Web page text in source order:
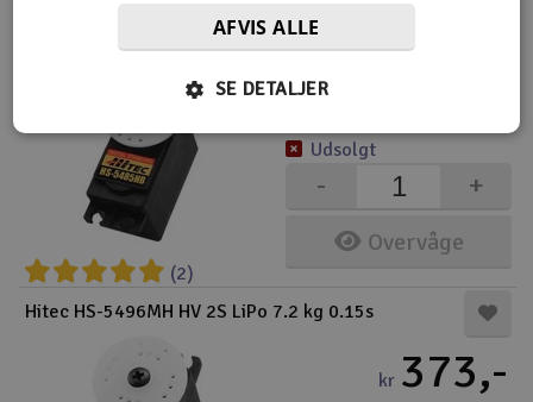
Hitec HS-5485HB Digital 6.4 kg / 0.17sek
(2)
Overvåge
+
-
Udsolgt
Hitec HS-5496MH HV 2S LiPo 7.2 kg 0.15s
kr 373,-
AFVIS ALLE
SE DETALJER